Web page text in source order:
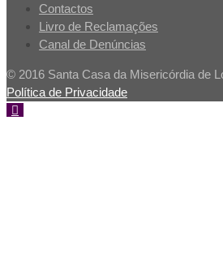
Contactos
Livro de Reclamações
Canal de Denúncias
© 2016 Santa Casa da Misericórdia de
Política de Privacidade